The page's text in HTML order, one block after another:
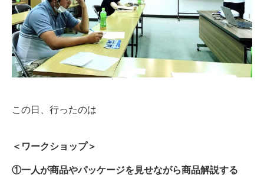
この日、行ったのは
＜ワークショップ＞
①一人が商品やパッケージを見せながら商品解説する